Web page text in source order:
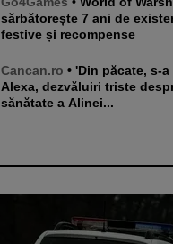
sărbătorește 7 ani de
festive și recompense
Cancan.ro • 'Din păcate, s-a gravat'. Dan
Alexa, dezvăluiri triste
sănătate a Alinei...